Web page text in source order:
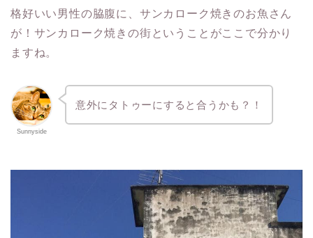
格好いい男性の脇腹に、サンカローク焼きのお魚さん
が！サンカローク焼きの街ということがここで分かり
ますね。
Sunnyside
意外にタトゥーにすると合うかも？！